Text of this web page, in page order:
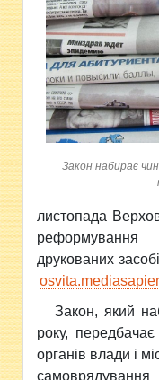
Закон набирає
листопада
реформування
друкованих
Закон, який
року,
органів влади і